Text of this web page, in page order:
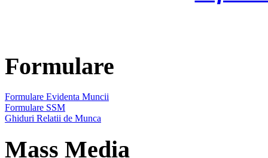
Formulare
Formulare Evidenta Muncii
Formulare SSM
Ghiduri Relatii de Munca
Mass Media